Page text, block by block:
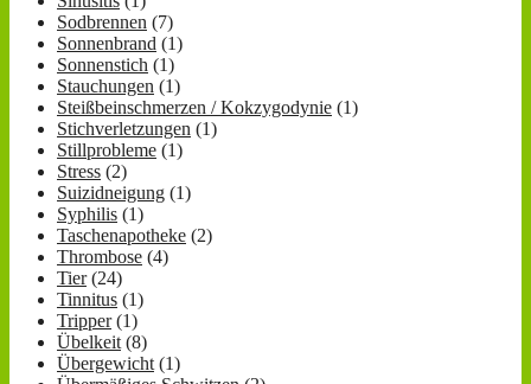
Sodbrennen (7)
Sonnenbrand (1)
Sonnenstich (1)
Stauchungen (1)
Steißbeinschmerzen / Kokzygodynie (1)
Stichverletzungen (1)
Stillprobleme (1)
Stress (2)
Suizidneigung (1)
Syphilis (1)
Taschenapotheke (2)
Thrombose (4)
Tier(24)
Tinnitus (1)
Tripper(1)
Übelkeit (8)
Übergewicht (1)